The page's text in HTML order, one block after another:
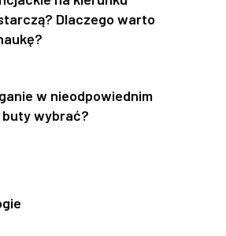
Dlaczego warto
w nieodpowiednim
wybrać?